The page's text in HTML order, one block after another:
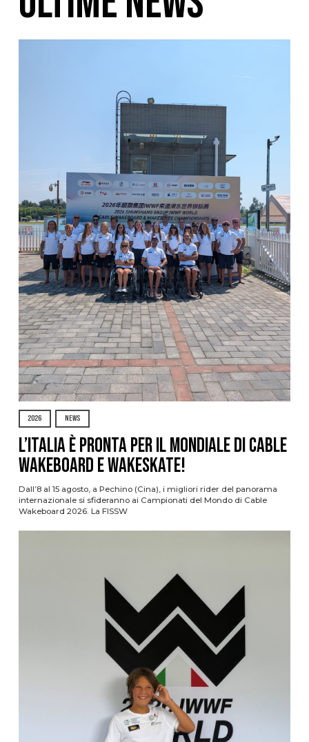
2026 NEWS
L’Italia è pronta per il Mondiale di Cable
Wakeboard e Wakeskate!
Dall’8 al 15 agosto, a Pechino (Cina), i migliori rider del panorama
internazionale si sfideranno ai Campionati del Mondo di Cable
Wakeboard 2026. La FISSW